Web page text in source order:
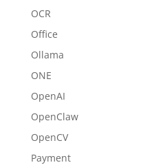
OCR
Office
Ollama
ONE
OpenAI
OpenClaw
OpenCV
Payment